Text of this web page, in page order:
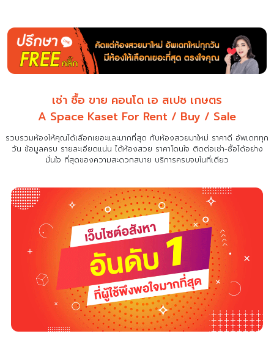
เช่า ซื้อ ขาย คอนโด เอ สเปซ เกษตร
A Space Kaset For Rent / Buy / Sale
รวบรวมห้องให้คุณได้เลือกเยอะและมากที่สุด กับห้องสวยมาใหม่ ราคาดี อัพเดททุก
วัน ข้อมูลครบ รายละเอียดแน่นได้ห้องสวย ราคาโดนใจ ติดต่อเช่า-ซื้อได้อย่าง
มั่นใจ ที่สุดของความสะดวกสบาย บริการครบจบในที่เดียว